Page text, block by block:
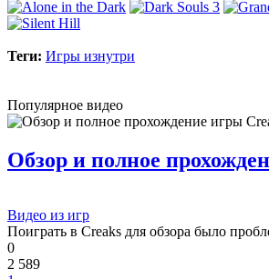
Теги: Игры изнутри
Популярное видео
Обзор и полное
Видео из игр
Поиграть в Creaks для обзора было
0
2 589